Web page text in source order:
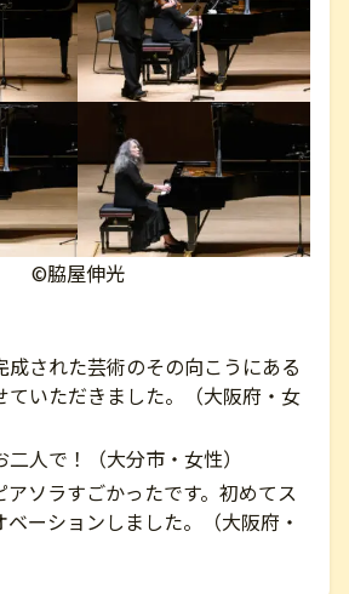
©脇屋伸光
成された芸術のその向こうにある
ていただきました。（大阪府・女
人で！（大分市・女性）
アソラすごかったです。初めてス
ーションしました。（大阪府・